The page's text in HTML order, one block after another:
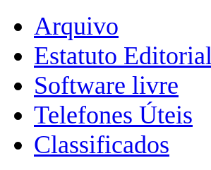
Arquivo
Estatuto Editorial
Software livre
Telefones Úteis
Classificados